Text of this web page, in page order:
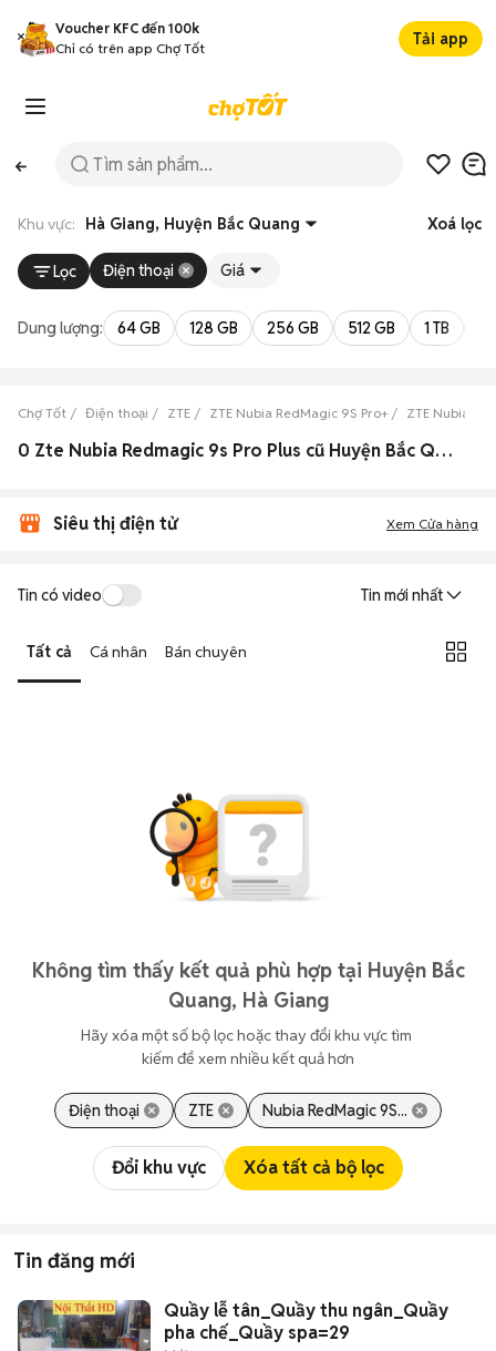
Voucher KFC đến 100k
Chỉ có trên app Chợ Tốt
Tải app
Khu vực: Hà Giang, Huyện Bắc Quang Xoá lọc
Lọc Điện thoại Giá
Dung lượng: 64 GB 128 GB 256 GB 512 GB 1 TB
Chợ Tốt Điện thoại ZTE ZTE Nubia RedMagic 9S Pro+ ZTE Nubia
0 Zte Nubia Redmagic 9s Pro Plus cũ Huyện Bắc Quang, Hà Giang đẹp
Siêu thị điện tử Xem Cửa hàng
Tin có video Tin mới nhất
Tất cả Cá nhân Bán chuyên
Không tìm thấy kết quả phù hợp tại Huyện Bắc
Quang, Hà Giang
Hãy xóa một số bộ lọc hoặc thay đổi khu vực tìm
kiếm để xem nhiều kết quả hơn
Điện thoại ZTE Nubia RedMagic 9S...
Đổi khu vực Xóa tất cả bộ lọc
Tin đăng mới
Quầy lễ tân_Quầy thu ngân_Quầy
pha chế_Quầy spa=29